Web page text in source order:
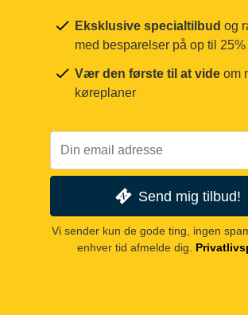
Eksklusive specialtilbud og
med besparelser på op til 25%
Vær den første til at vide om
køreplaner
Send mig tilbud!
Vi sender kun de gode ting, ingen
enhver tid afmelde dig.